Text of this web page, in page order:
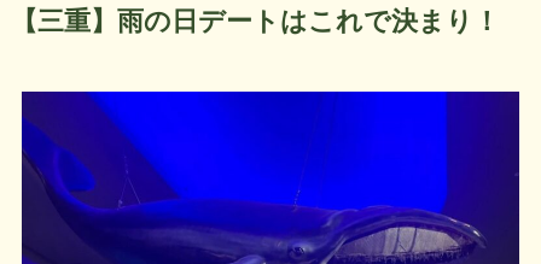
【三重】雨の日デートはこれで決まり！